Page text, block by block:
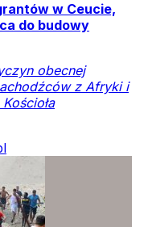
w Ceucie,
do budowy
obecnej
z Afryki i